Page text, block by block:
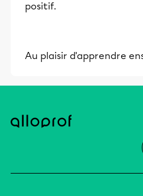
positif.
Au plaisir d'apprendre